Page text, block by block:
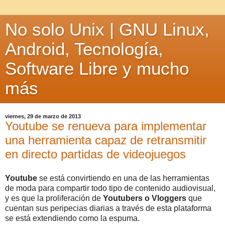
No solo Unix | GNU Linux,
Android, Tecnología,
Software Libre y mucho
más
viernes, 29 de marzo de 2013
Youtube se renueva para implementar
una herramienta capaz de retransmitir
en directo partidas de videojuegos
Youtube se está convirtiendo en una de las herramientas
de moda para compartir todo tipo de contenido audiovisual,
y es que la proliferación de Youtubers o Vloggers que
cuentan sus peripecias diarias a través de esta plataforma
se está extendiendo como la espuma.